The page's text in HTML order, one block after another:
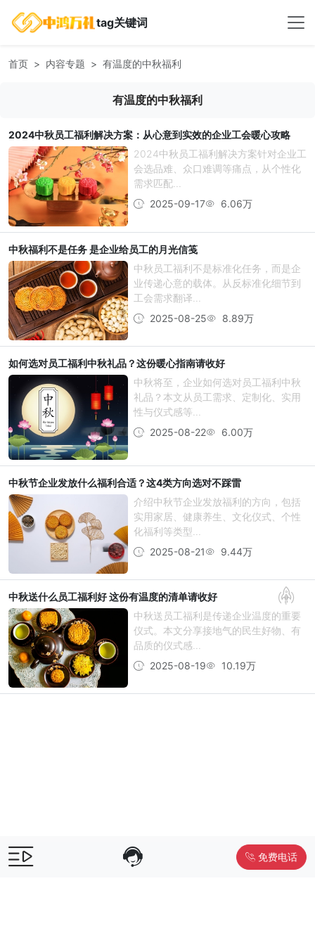
tag关键词
首页 内容专题 有温度的中秋福利
有温度的中秋福利
2024中秋员工福利解决方案：从心意到实效的企业工会暖心攻略
2024中秋员工福利解决方案针对企业工
会选品难、众口难调等痛点，从个性化
需求匹配...
2025-09-17
6.06万
中秋福利不是任务 是企业给员工的月光信笺
中秋员工福利不是标准化任务，而是企
业传递心意的载体。从反标准化细节到
工会需求翻译...
2025-08-25
8.89万
如何选对员工福利中秋礼品？这份暖心指南请收好
中秋将至，企业如何选对员工福利中秋
礼品？本文从员工需求、定制化、实用
性与仪式感等...
2025-08-22
6.00万
中秋节企业发放什么福利合适？这4类方向选对不踩雷
介绍中秋节企业发放福利的方向，包括
实用家居、健康养生、文化仪式、个性
化福利等类型...
2025-08-21
9.44万
中秋送什么员工福利好 这份有温度的清单请收好
中秋送员工福利是传递企业温度的重要
仪式。本文分享接地气的民生好物、有
品质的仪式感...
2025-08-19
10.19万
免费电话